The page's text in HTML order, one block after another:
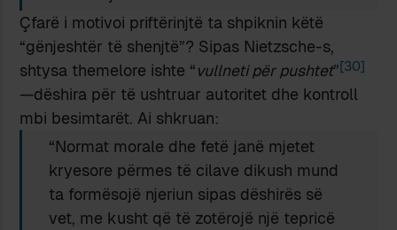
Çfarë i motivoi priftërinjtë ta shpiknin këtë
“gënjeshtër të shenjtë”? Sipas Nietzsche-s,
shtysa themelore ishte “vullneti për pushtet”[30]
—dëshira për të ushtruar autoritet dhe kontroll
mbi besimtarët. Ai shkruan:
“Normat morale dhe fetë janë mjetet
kryesore përmes të cilave dikush mund
ta formësojë njeriun sipas dëshirës së
vet, me kusht që të zotërojë një tepricë